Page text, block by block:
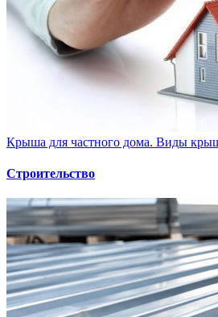
Крыша для частного дома. Виды
Строительство